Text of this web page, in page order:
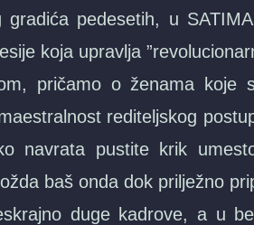
gradića pedesetih, u
koja upravlja
pričamo o ženama koje
rediteljskog
navrata pustite krik
baš onda dok prilježno
duge kadrove, a u